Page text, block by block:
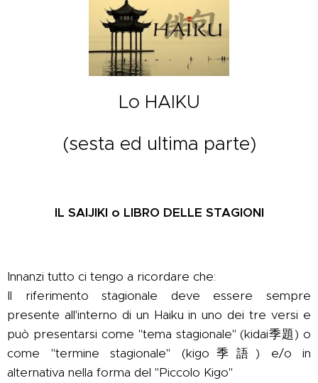
Lo HAIKU
(sesta ed ultima parte)
IL SAIJIKI o LIBRO DELLE STAGIONI
Innanzi tutto ci tengo a ricordare che:
Il riferimento stagionale deve essere sempre
presente all'interno di un Haiku in uno dei tre versi e
può presentarsi come "tema stagionale" (kidai季題) o
come "termine stagionale" (kigo季語) e/o in
alternativa nella forma del "Piccolo Kigo"